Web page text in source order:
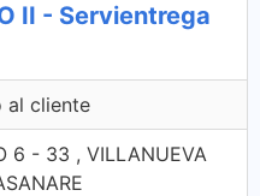
II - Servientrega
al cliente
6 - 33 , VILLANUEVA